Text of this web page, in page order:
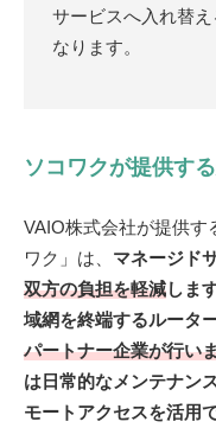
サービスへ入れ替
なります。
ソコワクが提供す
VAIO株式会社が提供す
ワク」は、 マネージド
双方の負担を軽減しま
域網を終端するルータ
パートナー企業が行い
は日常的なメンテナン
モートアクセスを活用